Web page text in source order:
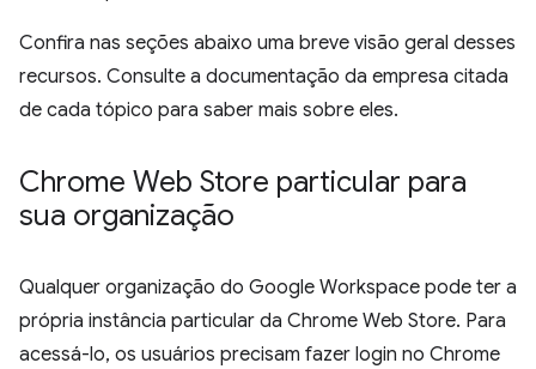
Confira nas seções abaixo uma breve visão geral desses
recursos. Consulte a documentação da empresa citada
de cada tópico para saber mais sobre eles.
Chrome Web Store particular para
sua organização
Qualquer organização do Google Workspace pode ter a
própria instância particular da Chrome Web Store. Para
acessá-lo, os usuários precisam fazer login no Chrome